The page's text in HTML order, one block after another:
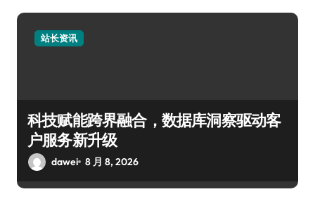
站长资讯
科技赋能跨界融合，数据库洞察驱动客
户服务新升级
dawei 8 月 8, 2026